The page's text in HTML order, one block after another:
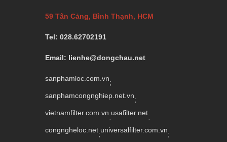
59 Tân Cảng, Bình Thạnh, HCM
Tel: 028.62702191
Email: lienhe@dongchau.net
sanphamloc.com.vn;
sanphamcongnghiep.net.vn;
vietnamfilter.com.vn;usafilter.net;
congngheloc.net;universalfilter.com.vn;